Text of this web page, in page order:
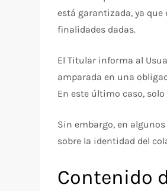
está garantizada, ya
finalidades dadas.
El Titular informa al
amparada en una
En este último caso,
Sin embargo, en
sobre la identidad del
Contenido